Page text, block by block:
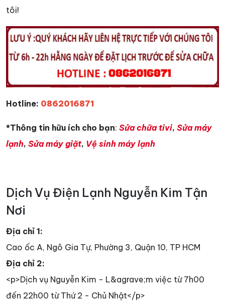
tôi!
Hotline: 0862016871
*Thông tin hữu ích cho bạn: Sửa chữa tivi, Sửa máy
lạnh, Sửa máy giặt, Vệ sinh máy lạnh
Dịch Vụ Điện Lạnh Nguyễn Kim Tận
Nơi
Địa chỉ 1:
Cao ốc A, Ngô Gia Tự, Phường 3, Quận 10, TP HCM
Địa chỉ 2:
<p>Dịch vụ Nguyễn Kim - L&agrave;m việc từ 7h00
đến 22h00 từ Thứ 2 - Chủ Nhật</p>